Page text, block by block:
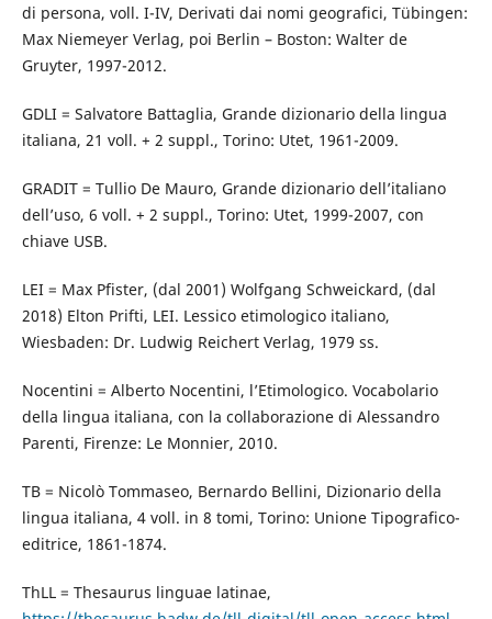
di persona, voll. I-IV, Derivati dai nomi geografici, Tübingen:
Max Niemeyer Verlag, poi Berlin – Boston: Walter de
Gruyter, 1997-2012.
GDLI = Salvatore Battaglia, Grande dizionario della lingua
italiana, 21 voll. + 2 suppl., Torino: Utet, 1961-2009.
GRADIT = Tullio De Mauro, Grande dizionario dell’italiano
dell’uso, 6 voll. + 2 suppl., Torino: Utet, 1999-2007, con
chiave USB.
LEI = Max Pfister, (dal 2001) Wolfgang Schweickard, (dal
2018) Elton Prifti, LEI. Lessico etimologico italiano,
Wiesbaden: Dr. Ludwig Reichert Verlag, 1979 ss.
Nocentini = Alberto Nocentini, l’Etimologico. Vocabolario
della lingua italiana, con la collaborazione di Alessandro
Parenti, Firenze: Le Monnier, 2010.
TB = Nicolò Tommaseo, Bernardo Bellini, Dizionario della
lingua italiana, 4 voll. in 8 tomi, Torino: Unione Tipografico-
editrice, 1861-1874.
ThLL = Thesaurus linguae latinae,